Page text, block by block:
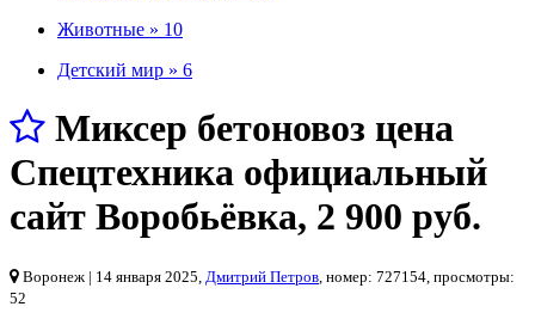
Животные » 10
Детский мир » 6
Миксер бетоновоз цена
Спецтехника официальный
сайт Воробьёвка, 2 900 руб.
Воронеж | 14 января 2025, Дмитрий Петров , номер: 727154, просмотры:
52